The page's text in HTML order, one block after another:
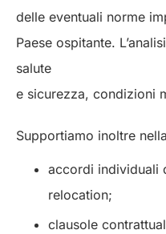
delle eventuali norme
Paese ospitante.
salute
e sicurezza, condizioni
Supportiamo inoltre
accordi individuali
relocation;
clausole